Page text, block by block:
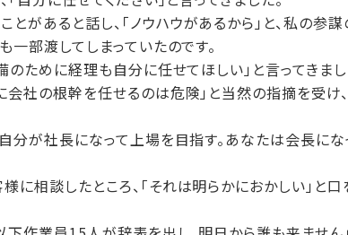
あると話し、「ノウハウがあるから」と、私の参
一部渡してしまっていたのです。
ために経理も自分に任せてほしい」と言ってきま
会社の根幹を任せるのは危険」と当然の指摘を受け
が社長になって上場を目指す。あなたは会長にな
相談したところ、「それは明らかにおかしい」と口